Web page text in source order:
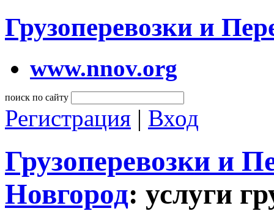
Грузоперевозки и
www.nnov.org
поиск по сайту
Регистрация | Вход
Грузоперевозки и
Новгород: услуги